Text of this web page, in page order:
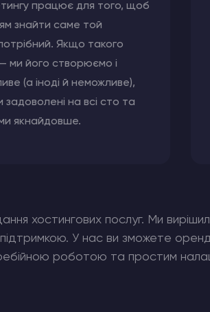
працює для того, щоб
знайти саме той
Якщо такого
ми його створюємо і
(а іноді й неможливе),
на всі сто та
якнайдовше.
хостингових послуг. Ми
У нас ви зможете
роботою та простим